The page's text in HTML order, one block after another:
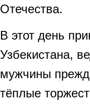
Отечества.
В этот день
Узбекистана,
мужчины
тёплые